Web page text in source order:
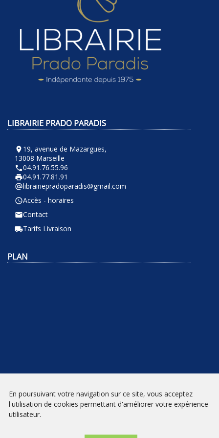
LIBRAIRIE PRADO PARADIS
room 19, avenue de Mazargues,
13008 Marseille
phone04.91.76.55.96
local_printshop04.91.77.81.91
alternate_emaillibrairiepradoparadis@gmail.com
query_builderAccès - horaires
emailContact
local_shippingTarifs Livraison
PLAN
NEWSLETTER
En poursuivant votre navigation sur ce site, vous acceptez
l'utilisation de cookies permettant d'améliorer votre expérience
utilisateur.